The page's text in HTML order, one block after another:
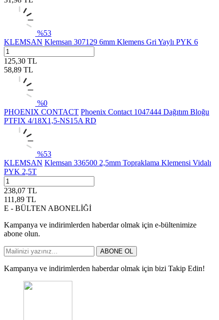
%53
KLEMSAN Klemsan 307129 6mm Klemens Gri Yaylı PYK 6
125,30 TL
58,89 TL
%0
PHOENIX CONTACT Phoenix Contact 1047444 Dağıtım Bloğu
PTFIX 4/18X1,5-NS15A RD
%53
KLEMSAN Klemsan 336500 2,5mm Topraklama Klemensi Vidalı
PYK 2,5T
238,07 TL
111,89 TL
E - BÜLTEN ABONELİĞİ
Kampanya ve indirimlerden haberdar olmak için e-bültenimize
abone olun.
ABONE OL
Kampanya ve indirimlerden haberdar olmak için bizi Takip Edin!